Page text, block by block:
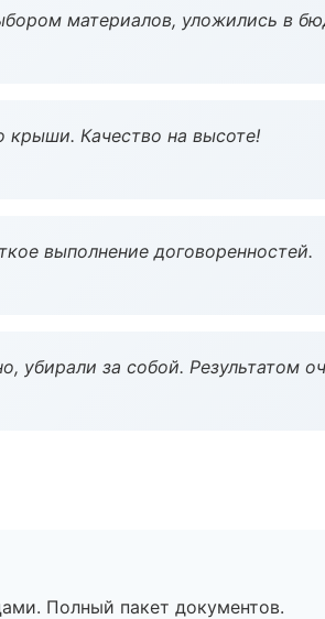
материалов, уложились в
крыши. Качество на высоте!
выполнение договоренностей.
убирали за собой. Результатом
Полный пакет документов.